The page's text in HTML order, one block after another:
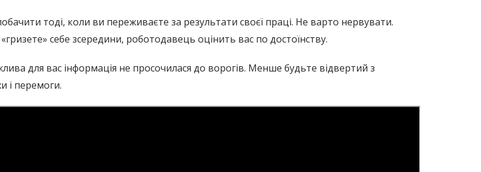
тоді, коли ви переживаєте за результати своєї праці. Не варто нервувати.
себе зсередини, роботодавець оцінить вас по достоїнству.
для вас інформація не просочилася до ворогів. Менше будьте відвертий з
і перемоги.